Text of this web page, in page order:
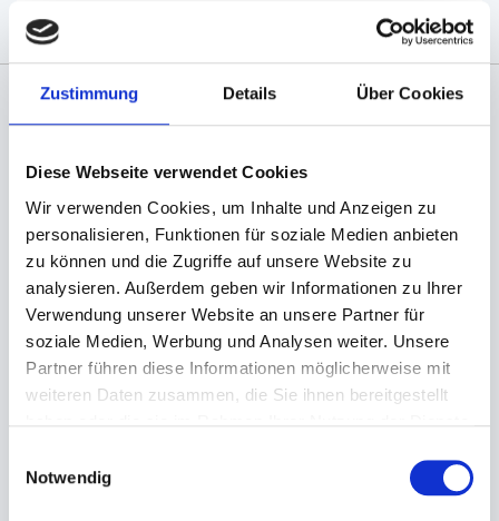
Zustimmung Details Über Cookies
Diese Webseite verwendet Cookies
Wir verwenden Cookies, um Inhalte und Anzeigen zu
personalisieren, Funktionen für soziale Medien anbieten
zu können und die Zugriffe auf unsere Website zu
analysieren. Außerdem geben wir Informationen zu Ihrer
Verwendung unserer Website an unsere Partner für
soziale Medien, Werbung und Analysen weiter. Unsere
Partner führen diese Informationen möglicherweise mit
weiteren Daten zusammen, die Sie ihnen bereitgestellt
Notwendig
Angaben zur Informationspflichten der GPSR
Bullhamm 24-26, D-26441 Jever, info@packpack.de
Sie könnten auch an folgenden Artikeln
interessiert sein
Matte, Schmutzfang- COBA